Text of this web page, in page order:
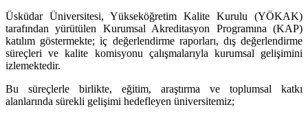
Üsküdar Üniversitesi, Yükseköğretim Kalite Kurulu (YÖKAK)
tarafından yürütülen Kurumsal Akreditasyon Programına (KAP)
katılım göstermekte; iç değerlendirme raporları, dış değerlendirme
süreçleri ve kalite komisyonu çalışmalarıyla kurumsal gelişimini
izlemektedir.
Bu süreçlerle birlikte, eğitim, araştırma ve toplumsal katkı
alanlarında sürekli gelişimi hedefleyen üniversitemiz;